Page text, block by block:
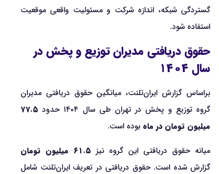
گستردگی شبکه، اندازه شرکت و مسئولیت واقعی موقعیت
استفاده شود.
حقوق دریافتی مدیران توزیع و پخش در
سال ۱۴۰۴
براساس گزارش ایران‌تلنت، میانگین حقوق دریافتی مدیران
گروه توزیع و پخش در تهران طی سال ۱۴۰۴ حدود
۷۷.۵
میلیون تومان در ماه بوده است.
میانه حقوق دریافتی این گروه نیز ۶۱.۵ میلیون تومان
گزارش شده است. حقوق دریافتی در تعریف ایران‌تلنت شامل